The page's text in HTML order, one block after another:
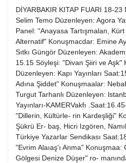
Evleniyoruz
Güney Dogu
Kitap Eki
Özel Ekler
Özel Okullar
Sevgililer Günü
Siyaset Eki
Sürdürülebilir yaşam
Turizm Eki
1990
1989
1988
1987
1986
1985
1983
19
20
21
22
23
24
25
26
27
11
13
14
15
16
17
18
DİYARBAKIR KITAP FUARI 18-
Selim Temo Düzenleyen: Agora
Panel: "Anayasa Tartışmalan,
Alternatif" Konuşmacdar: Emine
Sıtkı Güngör Düzenleyen:
15.15 Söyleşi: "Divan Şiiri ve Aşk"
Düzenleyen: Kapı Yayınları
Adına Şiddet" Konuşmaalar:
Turgut Tarhanlı Düzenleyen:
Yayınları-KAMERVakfı
"Dillerin, Kültürle- rin Kardeşliği"
Şükrü Er- baş, Hicri Izgören,
Türkiye Yazarlar Sendikası
"Evrim Alaıaş'ı Anma"
Gölgesi Denize Düşer" ro-